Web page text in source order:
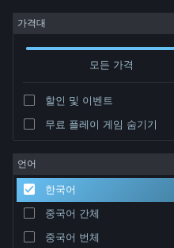
로그인
커뮤니티
정보
지원
언어 변경
가격대
모든 가격
할인 및 이벤트
무료 플레이 게임 숨기기
언어
한국어
중국어 간체
중국어 번체
개발자: 夢幻泡影リョウショウカカン
정렬 기준 연관성